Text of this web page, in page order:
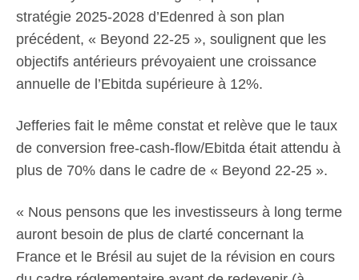
stratégie 2025-2028 d’Edenred à son plan
précédent, « Beyond 22-25 », soulignent que les
objectifs antérieurs prévoyaient une croissance
annuelle de l’Ebitda supérieure à 12%.
Jefferies fait le même constat et relève que le taux
de conversion free-cash-flow/Ebitda était attendu à
plus de 70% dans le cadre de « Beyond 22-25 ».
« Nous pensons que les investisseurs à long terme
auront besoin de plus de clarté concernant la
France et le Brésil au sujet de la révision en cours